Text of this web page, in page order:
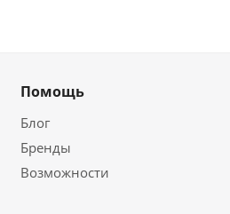
Помощь
Блог
Бренды
Возможности